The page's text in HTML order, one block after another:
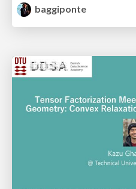
baggiponte